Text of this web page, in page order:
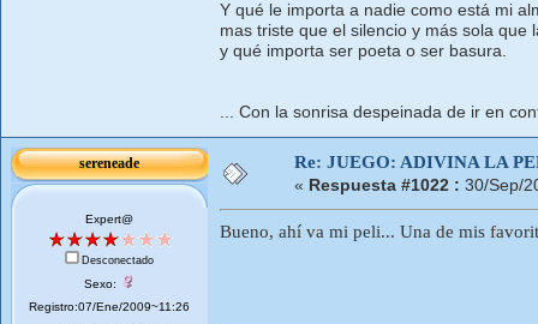
Y qué le importa a nadie como está mi
mas triste que el silencio y más sola que
y qué importa ser poeta o ser basura.
... Con la sonrisa despeinada de ir en
sereneade
Expert@
Desconectado
Sexo:
Registro:07/Ene/2009~11:26
Re: JUEGO: ADIVINA LA
« Respuesta #1022 : 30/Sep/
Bueno, ahí va mi peli... Una de mis